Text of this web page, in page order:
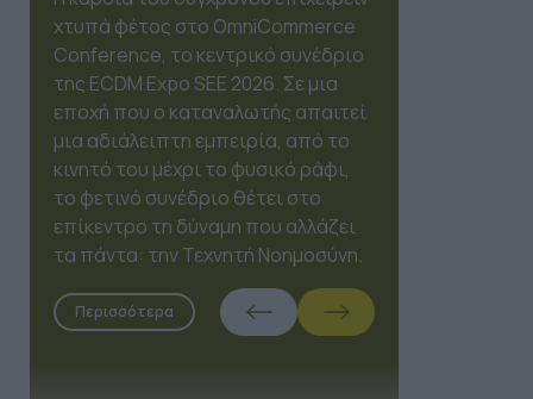
γραμμική διαδικασία, αλλά ένα
οικοσύστημα από χιλιάδες
δεδομένα. Στο πλαίσιο της ECDM
Expo 2026, το OmniMarketing
Conference έρχεται να
επαναπροσδιορίσει τον τρόπο
που τα brands συνδέονται με τους
ανθρώπους, τοποθετώντας την
Τεχνητή Νοημοσύνη στη θέση του